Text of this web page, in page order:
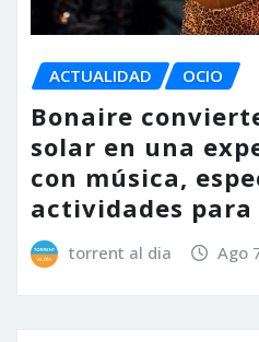
ACTUALIDAD OCIO
Bonaire
solar en una
con música,
actividades
torrent al dia Ago